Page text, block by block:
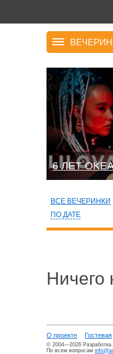
6 ЛЕТ
ВСЕ ВЕЧЕРИНКИ
ПО ДАТЕ
Ничего
О проекте Гостевая
© 2004—2026 Разработка
По всем вопросам